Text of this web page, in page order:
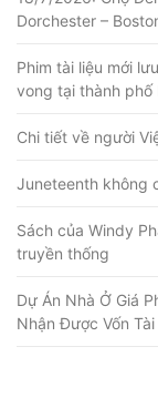
Dorchester –
Phim tài liệu mới
vong tại thành phố
Chi tiết về người
Juneteenth không
Sách của Windy
truyền thống
Dự Án Nhà Ở Giá
Nhận Được Vốn